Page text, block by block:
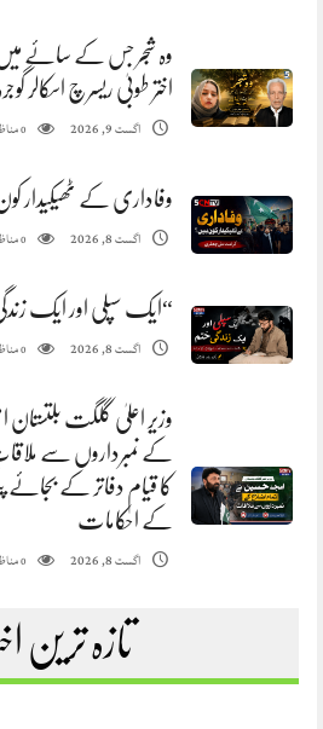
وہ شجر جس کے سائے میں
اختر طوبیٰ ریسرچ اسکالر
اگست 9, 2026 0
وفاداری کے ٹھیکیدار
اگست 8, 2026 0
“ایک سپلی اور ایک زندگی
اگست 8, 2026 0
وزیر اعلیٰ گلگت
کے نمبرداروں سے
کا قیام دفاتر کے
کے احکامات
اگست 8, 2026 0
تازہ ترین